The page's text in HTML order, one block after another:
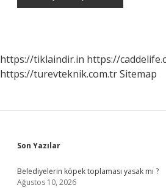
https://tiklaindir.in https://
https://turevteknik.com.trSitemap
Sidebar
Son Yazılar
Belediyelerin köpek toplaması yasak mı ?
Ağustos 10, 2026